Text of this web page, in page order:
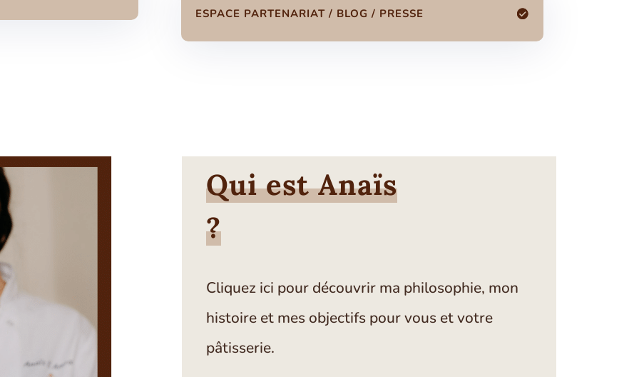
ESPACE PARTENARIAT / BLOG / PRESSE
Qui est Anaïs
?
Cliquez ici pour découvrir ma philosophie, mon
histoire et mes objectifs pour vous et votre
pâtisserie.